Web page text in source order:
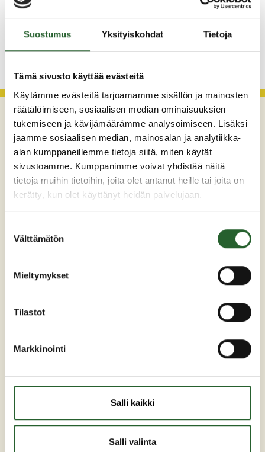
Suostumus Yksityiskohdat Tietoja
Tämä sivusto käyttää evästeitä
Käytämme evästeitä tarjoamamme sisällön ja mainosten
räätälöimiseen, sosiaalisen median ominaisuuksien
tukemiseen ja kävijämäärämme analysoimiseen. Lisäksi
jaamme sosiaalisen median, mainosalan ja analytiikka-
alan kumppaneillemme tietoja siitä, miten käytät
sivustoamme. Kumppanimme voivat yhdistää näitä
tietoja muihin tietoihin, joita olet antanut heille tai joita on
kerätty, kun olet käyttänyt heidän palvelujaan.
valinta
Välttämätön
Mieltymykset
Tilastot
Markkinointi
Salli kaikki
Salli valinta
Asfaltointityöt taajamassa myöhästyvät
KATSO KAIKKI
Maaherrankatu 7